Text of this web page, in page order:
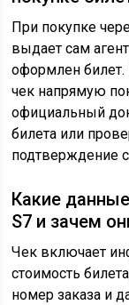
При покупке
выдает сам
оформлен билет.
чек напрямую
официальный
билета или
подтверждение
Какие
S7 и зачем
Чек включает
стоимость
номер заказа и